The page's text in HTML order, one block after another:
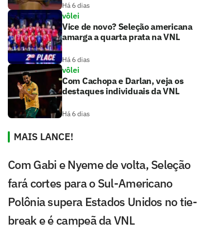
Há 6 dias
vôlei
Vice de novo? Seleção americana
amarga a quarta prata na VNL
Há 6 dias
vôlei
Com Cachopa e Darlan, veja os
destaques individuais da VNL
Há 6 dias
MAIS LANCE!
Com Gabi e Nyeme de volta, Seleção
fará cortes para o Sul-Americano
Polônia supera Estados Unidos no tie-
break e é campeã da VNL